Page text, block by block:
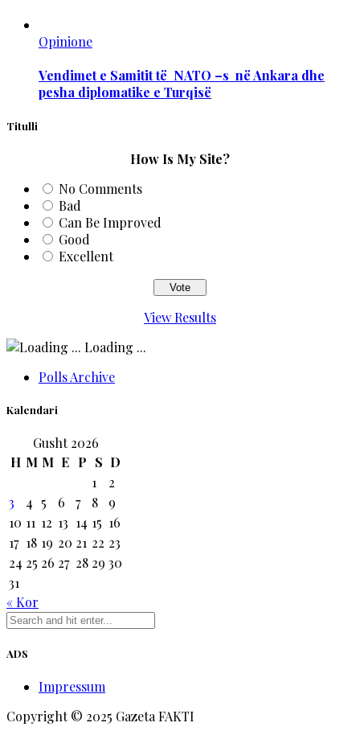
Opinione
Vendimet e Samitit të NATO –s në Ankara dhe
pesha diplomatike e Turqisë
Titulli
How Is My Site?
No Comments
Bad
Can Be Improved
Good
Excellent
View Results
Loading ...
Polls Archive
Kalendari
Gusht 2026
H M M E P S D
1
2
3
4 5 6 7 8
9
10 11 12 13 14 15 16
17 18 19 20 21 22 23
24 25 26 27 28 29 30
31
« Kor
ADS
Impressum
Copyright © 2025 Gazeta FAKTI